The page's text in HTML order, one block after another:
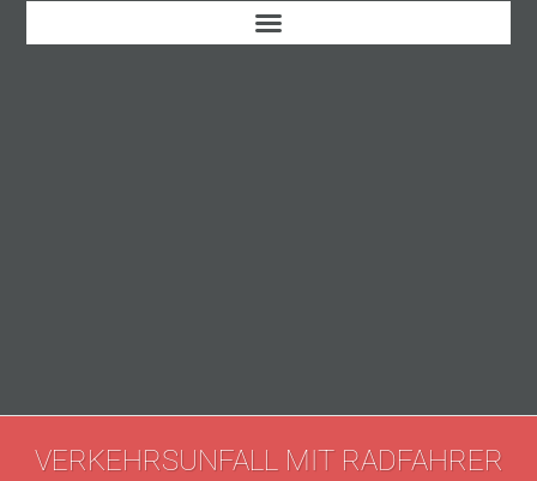
VERKEHRSUNFALL MIT RADFAHRER